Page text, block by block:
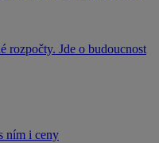
rozpočty. Jde o budoucnost
ním i ceny